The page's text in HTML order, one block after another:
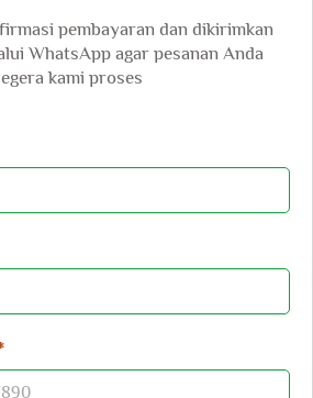
pembayaran dan dikirimkan
WhatsApp agar pesanan Anda
kami proses